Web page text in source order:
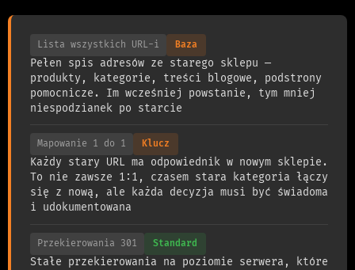
Lista wszystkich URL-i
Pełen spis adresów ze starego sklepu —
produkty, kategorie, treści blogowe, podstrony
pomocnicze. Im wcześniej powstanie, tym mniej
niespodzianek po starcie
Baza
Mapowanie 1 do 1
Każdy stary URL ma odpowiednik w nowym sklepie.
To nie zawsze 1:1, czasem stara kategoria łączy
się z nową, ale każda decyzja musi być świadoma
i udokumentowana
Klucz
Przekierowania 301
Stałe przekierowania na poziomie serwera, które
Standard